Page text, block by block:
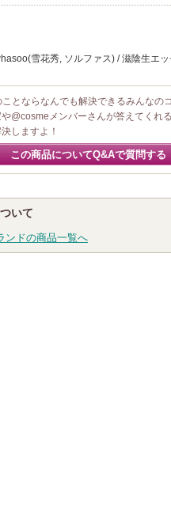
雪花秀, ソルファス) / 滋陰生エ
とならなんでも解決できるみんなの
@cosmeメンバーさんが答えてくれ
しますよ！
この商品についてQ&Aで質問する
いて
ンドの商品一覧へ